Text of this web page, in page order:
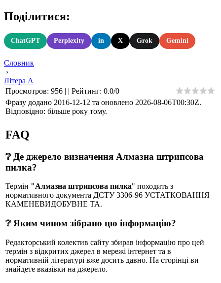
Поділитися:
ChatGPT Perplexity in X Grok Gemini
Словник
›
Літера А
Просмотров: 956 | | Рейтинг: 0.0/0
Фразу додано 2016-12-12 та оновлено 2026-08-06T00:30Z.
Відповідно: більше року тому.
FAQ
❔ Де джерело визначення Алмазна штрипсова
пилка?
Термін "Алмазна штрипсова пилка" походить з
нормативного документа ДСТУ 3306-96 УСТАТКОВАННЯ
КАМЕНЕВИДОБУВНЕ ТА.
❔ Яким чином зібрано цю інформацію?
Редакторський колектив сайту збирав інформацію про цей
термін з відкритих джерел в мережі інтернет та в
нормативній літературі вже досить давно. На сторінці ви
знайдете вказівки на джерело.